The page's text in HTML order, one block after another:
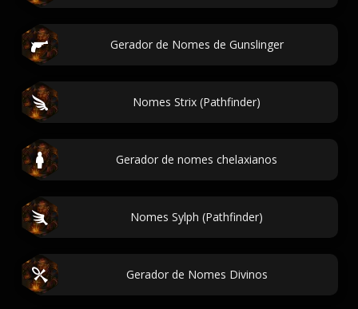
Gerador de Nomes de Gunslinger
Nomes Strix (Pathfinder)
Gerador de nomes chelaxianos
Nomes Sylph (Pathfinder)
Gerador de Nomes Divinos